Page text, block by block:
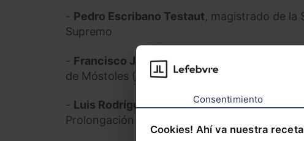
Consentimiento
Cookies! Ahí va nuestra
- Pedro Escribano Testaut, magistrado de la
Supremo
- Francisco Javier Zaragoza Ivars
de Móstoles (Madrid) y técnico urbanista.
- Luis Rodríguez Avial Llardent, doctor
Prolongación de la Castellana y ex-gerente